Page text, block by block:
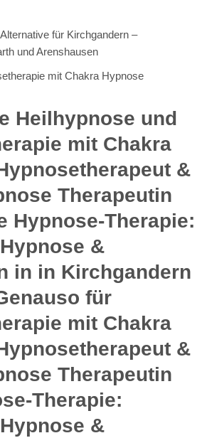
für Kirchgandern –
und Arenshausen
mit Chakra Hypnose
Heilhypnose und
mit Chakra
&
Therapeutin
Hypnose-Therapie:
&
in in Kirchgandern
für
mit Chakra
&
Therapeutin
Therapie:
&